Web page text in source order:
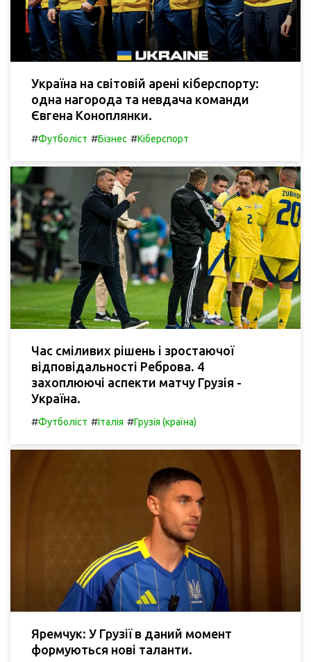
Україна на світовій арені кіберспорту:
одна нагорода та невдача команди
Євгена Коноплянки.
#Футболіст #Бізнес #Кіберспорт
Час сміливих рішень і зростаючої
відповідальності Реброва. 4
захоплюючі аспекти матчу Грузія -
Україна.
#Футболіст #Італія #Грузія (країна)
Яремчук: У Грузії в даний момент
формуються нові таланти.